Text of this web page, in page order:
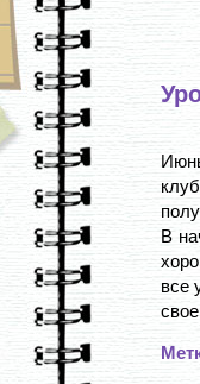
В
все